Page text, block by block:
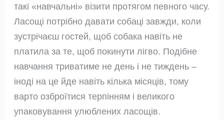
такі «навчальні» візити протягом певного часу.
Ласощі потрібно давати собаці завжди, коли
зустрічаєш гостей, щоб собака навіть не
платила за те, щоб покинути лігво. Подібне
навчання триватиме не день і не тиждень –
іноді на це йде навіть кілька місяців, тому
варто озброїтися терпінням і великого
упаковування улюблених ласощів.